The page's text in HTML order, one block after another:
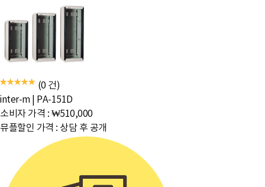
(0 건)
inter-m
PA-151D
소비자 가격 : ₩510,000
뮤플할인 가격 : 상담 후 공개